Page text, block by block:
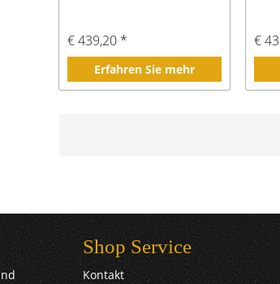
€ 439,20 *
Erfahren Sie mehr
€
Shop Service
Kontakt